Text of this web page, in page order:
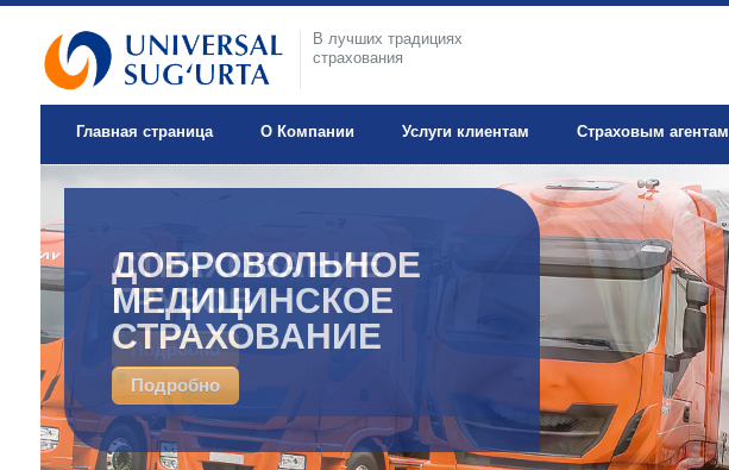
В лучших традициях
страхования
Главная страница О Компании Услуги клиентам Страховым агентам
ДОБРОВОЛЬНОЕ
МЕДИЦИНСКОЕ
СТРАХОВАНИЕ
Подробно